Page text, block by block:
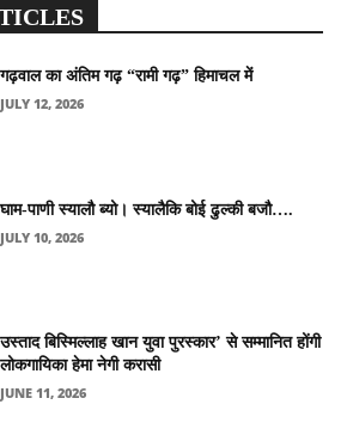
गढ़वाल का अंतिम गढ़ “रामी गढ़” हिमाचल में
JULY 12, 2026
घाम-पाणी स्यालौ ब्यो। स्यालैकि बोई ढुल्की बजौ….
JULY 10, 2026
उस्ताद बिस्मिल्लाह खान युवा पुरस्कार’ से सम्मानित होंगी
लोकगायिका हेमा नेगी करासी
JUNE 11, 2026